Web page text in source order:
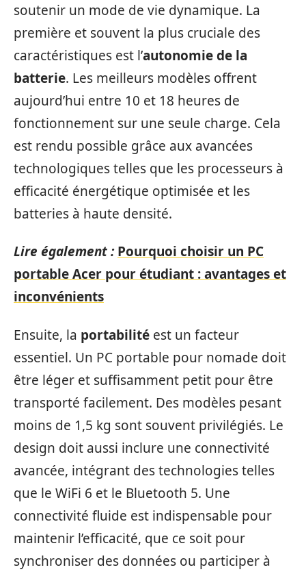
soutenir un mode de vie dynamique. La
première et souvent la plus cruciale des
caractéristiques est l’autonomie de la
batterie. Les meilleurs modèles offrent
aujourd’hui entre 10 et 18 heures de
fonctionnement sur une seule charge. Cela
est rendu possible grâce aux avancées
technologiques telles que les processeurs à
efficacité énergétique optimisée et les
batteries à haute densité.
Lire également : Pourquoi choisir un PC
portable Acer pour étudiant : avantages et
inconvénients
Ensuite, la portabilité est un facteur
essentiel. Un PC portable pour nomade doit
être léger et suffisamment petit pour être
transporté facilement. Des modèles pesant
moins de 1,5 kg sont souvent privilégiés. Le
design doit aussi inclure une connectivité
avancée, intégrant des technologies telles
que le WiFi 6 et le Bluetooth 5. Une
connectivité fluide est indispensable pour
maintenir l’efficacité, que ce soit pour
synchroniser des données ou participer à